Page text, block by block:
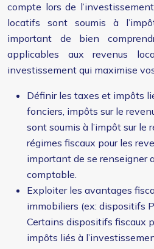
compte lors de
locatifs sont soumis à
important de bien
applicables aux revenus
investissement qui maximise
Définir les taxes et impôts
fonciers, impôts sur le
sont soumis à l’impôt sur le
régimes fiscaux pour les
important de se renseigner
comptable.
Exploiter les avantages
immobiliers (ex: dispositifs
Certains dispositifs fiscaux
impôts liés à